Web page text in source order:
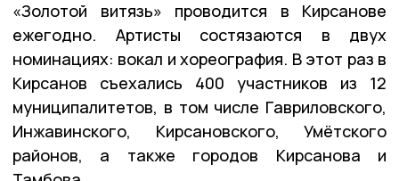
«Золотой витязь» проводится в Кирсанове
ежегодно. Артисты состязаются в двух
номинациях: вокал и хореография. В этот раз в
Кирсанов съехались 400 участников из 12
муниципалитетов, в том числе Гавриловского,
Инжавинского, Кирсановского, Умётского
районов, а также городов Кирсанова и